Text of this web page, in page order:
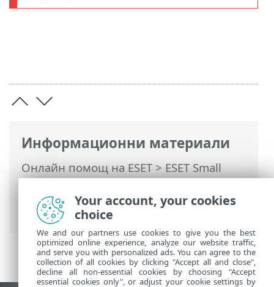
Информационни материали
Онлайн помощ на ESET>ESET Small
Business Security>Работа с ESET Small
Business Security>Настройка >Защита
на компютъра> ESET Folder Guard
Your account, your cookies
choice
We and our partners use cookies to give you the best
optimized online experience, analyze our website traffic,
and serve you with personalized ads. You can agree to the
collection of all cookies by clicking "Accept all and close",
decline all non-essential cookies by choosing "Accept
essential cookies only", or adjust your cookie settings by